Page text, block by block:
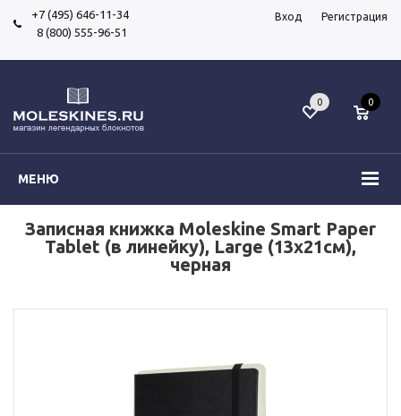
+7 (495) 646-11-34
8 (800) 555-96-51
Вход Регистрация
МЕНЮ
0 0
Записная книжка Moleskine Smart Paper
Tablet (в линейку), Large (13x21см),
черная